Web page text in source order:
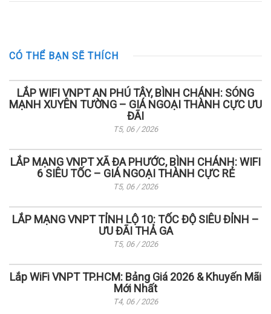
CÓ THỂ BẠN SẼ THÍCH
LẮP WIFI VNPT AN PHÚ TÂY, BÌNH CHÁNH: SÓNG
MẠNH XUYÊN TƯỜNG – GIÁ NGOẠI THÀNH CỰC ƯU
ĐÃI
T5, 06 / 2026
LẮP MẠNG VNPT XÃ ĐA PHƯỚC, BÌNH CHÁNH: WIFI
6 SIÊU TỐC – GIÁ NGOẠI THÀNH CỰC RẺ
T5, 06 / 2026
LẮP MẠNG VNPT TỈNH LỘ 10: TỐC ĐỘ SIÊU ĐỈNH –
ƯU ĐÃI THẢ GA
T5, 06 / 2026
Lắp WiFi VNPT TP.HCM: Bảng Giá 2026 & Khuyến Mãi
Mới Nhất
T4, 06 / 2026